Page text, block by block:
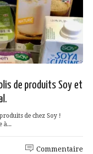
de produits Soy et
de chez Soy !
à...
Commentaire